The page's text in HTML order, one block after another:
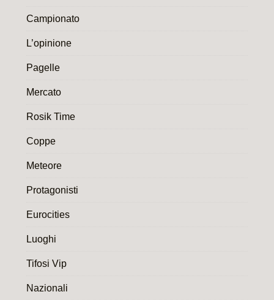
Campionato
L’opinione
Pagelle
Mercato
Rosik Time
Coppe
Meteore
Protagonisti
Eurocities
Luoghi
Tifosi Vip
Nazionali